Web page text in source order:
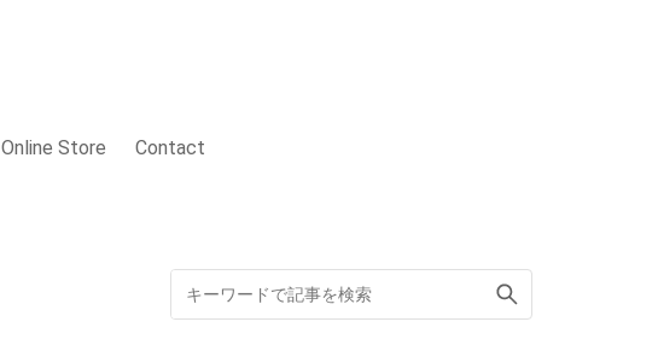
Online Store Contact